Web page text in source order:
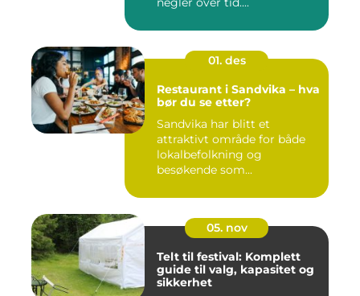
01. des
Restaurant i Sandvika – hva
bør du se etter?
Sandvika har blitt et
attraktivt område for både
lokalbefolkning og
besøkende som...
05. nov
Telt til festival: Komplett
guide til valg, kapasitet og
sikkerhet